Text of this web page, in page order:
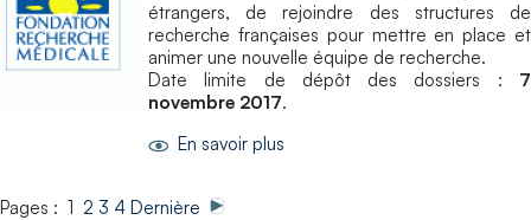
étrangers, de rejoindre des structures de
recherche françaises pour mettre en place et
animer une nouvelle équipe de recherche.
Date limite de dépôt des dossiers : 7
novembre 2017.
En savoir plus
Pages : 1 2 3 4 Dernière